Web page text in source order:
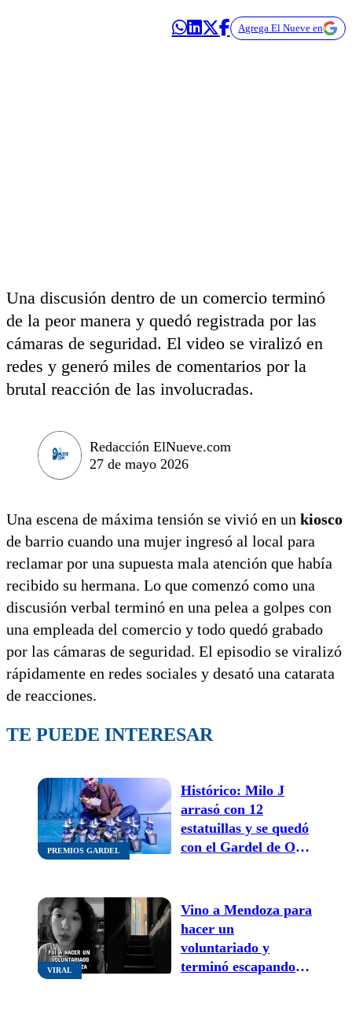
Agrega El Nueve en
Una discusión dentro de un comercio terminó
de la peor manera y quedó registrada por las
cámaras de seguridad. El video se viralizó en
redes y generó miles de comentarios por la
brutal reacción de las involucradas.
Redacción ElNueve.com
27 de mayo 2026
Una escena de máxima tensión se vivió en un kiosco
de barrio cuando una mujer ingresó al local para
reclamar por una supuesta mala atención que había
recibido su hermana. Lo que comenzó como una
discusión verbal terminó en una pelea a golpes con
una empleada del comercio y todo quedó grabado
por las cámaras de seguridad. El episodio se viralizó
rápidamente en redes sociales y desató una catarata
de reacciones.
TE PUEDE INTERESAR
PREMIOS GARDEL
Histórico: Milo J
arrasó con 12
estatuillas y se quedó
con el Gardel de Oro
VIRAL
Vino a Mendoza para
hacer un
voluntariado y
terminó escapando